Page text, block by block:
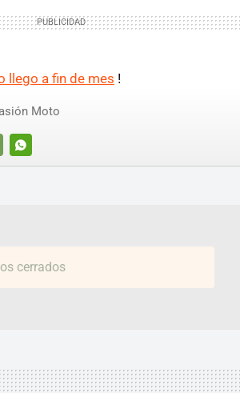
llego a fin de mes !
WHATSAPP
Moto
cerrados